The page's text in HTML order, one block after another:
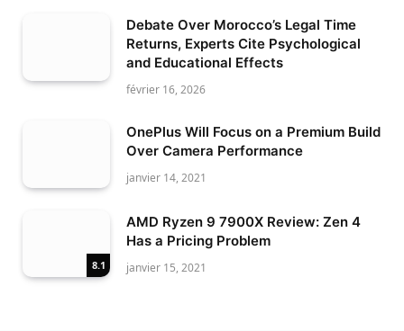
Debate Over Morocco’s Legal Time
Returns, Experts Cite Psychological
and Educational Effects
février 16, 2026
OnePlus Will Focus on a Premium Build
Over Camera Performance
janvier 14, 2021
8.1
AMD Ryzen 9 7900X Review: Zen 4
Has a Pricing Problem
janvier 15, 2021